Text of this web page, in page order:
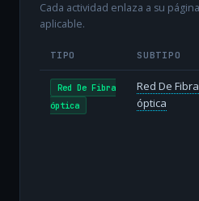
Cada actividad enlaza a su
aplicable.
TIPO SUBTIPO
Red De Fibra
óptica
Red De Fibra
óptica